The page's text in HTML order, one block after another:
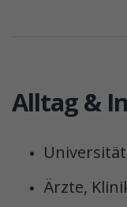
Alltag &
Ärzte,